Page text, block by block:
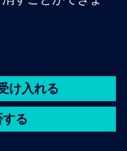
内部通報